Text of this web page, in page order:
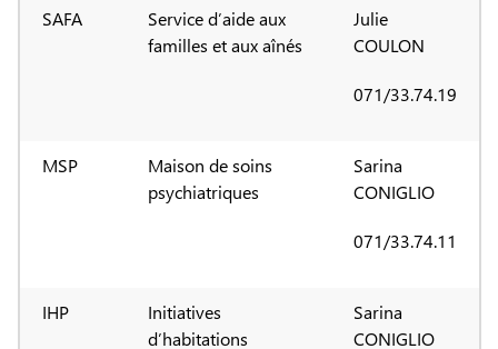
SAFA
Service d’aide aux
familles et aux aînés
Julie
COULON
071/33.74.19
MSP
Maison de soins
psychiatriques
Sarina
CONIGLIO
071/33.74.11
IHP
Initiatives
d’habitations
Sarina
CONIGLIO